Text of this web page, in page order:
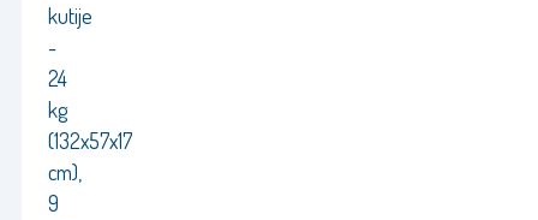
kutije
-
24
kg
(132x57x17
cm),
9